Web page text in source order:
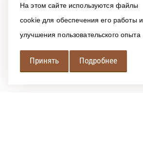
На этом сайте используются файлы
cookie для обеспечения его работы и
улучшения пользовательского опыта
Принять Подробнее